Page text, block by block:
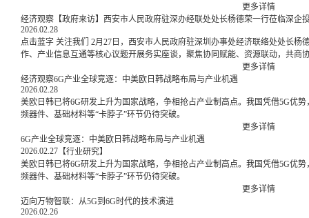
更多详情
经济观察【政府来访】西安市人民政府驻深办经联处处长杨德荣一行莅临深企
2026.02.28
点击蓝字 关注我们 2月27日，西安市人民政府驻深圳办事处经济联络处处长杨德荣一行莅临深企投考察交流。双方围绕区域招商合
更多详情
经济观察6G产业全球竞逐：中美欧日韩战略布局与产业机遇
2026.02.28
美欧日韩已将6G研发上升为国家战略，争相抢占产业制高点。我国凭借5G优
频器件、基础材料等“卡脖子”环节仍待突破。
更多详情
6G产业全球竞逐：中美欧日韩战略布局与产业机遇
2026.02.27 【行业研究】
美欧日韩已将6G研发上升为国家战略，争相抢占产业制高点。我国凭借5G优
频器件、基础材料等“卡脖子”环节仍待突破。
更多详情
迈向万物智联：从5G到6G时代的技术演进
2026.02.26